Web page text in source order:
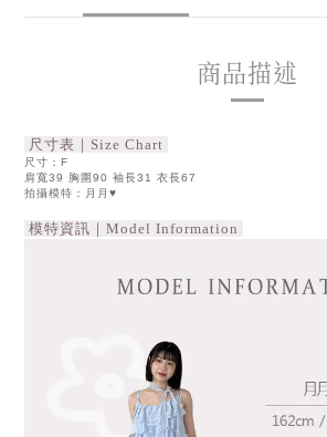
商品描述
尺寸表｜Size Chart
尺寸：F
肩寬39 胸圍90 袖長31 衣長67
拍攝模特：月月♥
模特資訊｜Model Information